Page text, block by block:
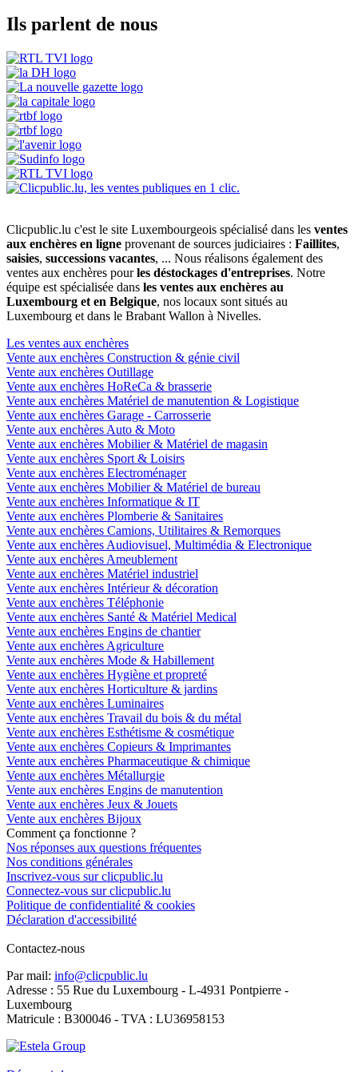
Ils parlent de nous
Clicpublic.lu c'est le site Luxembourgeois spécialisé dans les ventes
aux enchères en ligne provenant de sources judiciaires : Faillites,
saisies, successions vacantes, ... Nous réalisons également des
ventes aux enchères pourles déstockages d'entreprises. Notre
équipe est spécialisée dans les ventes aux enchères au
Luxembourg et en Belgique, nos locaux sont situés au
Luxembourg et dans le Brabant Wallon à Nivelles.
Les ventes aux enchères
Vente aux enchères Construction & génie civil
Vente aux enchères Outillage
Vente aux enchères HoReCa & brasserie
Vente aux enchères Matériel de manutention & Logistique
Vente aux enchères Garage - Carrosserie
Vente aux enchères Auto & Moto
Vente aux enchères Mobilier & Matériel de magasin
Vente aux enchères Sport & Loisirs
Vente aux enchères Electroménager
Vente aux enchères Mobilier & Matériel de bureau
Vente aux enchères Informatique & IT
Vente aux enchères Plomberie & Sanitaires
Vente aux enchères Camions, Utilitaires & Remorques
Vente aux enchères Audiovisuel, Multimédia & Electronique
Vente aux enchères Ameublement
Vente aux enchères Matériel industriel
Vente aux enchères Intérieur & décoration
Vente aux enchères Téléphonie
Vente aux enchères Santé & Matériel Medical
Vente aux enchères Engins de chantier
Vente aux enchères Agriculture
Vente aux enchères Mode & Habillement
Vente aux enchères Hygiène et propreté
Vente aux enchères Horticulture & jardins
Vente aux enchères Luminaires
Vente aux enchères Travail du bois & du métal
Vente aux enchères Esthétisme & cosmétique
Vente aux enchères Copieurs & Imprimantes
Vente aux enchères Pharmaceutique & chimique
Vente aux enchères Métallurgie
Vente aux enchères Engins de manutention
Vente aux enchères Jeux & Jouets
Vente aux enchères Bijoux
Comment ça fonctionne ?
Nos réponses aux questions fréquentes
Nos conditions générales
Inscrivez-vous sur clicpublic.lu
Connectez-vous sur clicpublic.lu
Politique de confidentialité & cookies
Déclaration d'accessibilité
Contactez-nous
Par mail: info@clicpublic.lu
Adresse : 55 Rue du Luxembourg - L-4931 Pontpierre -
Luxembourg
Matricule : B300046 - TVA : LU36958153